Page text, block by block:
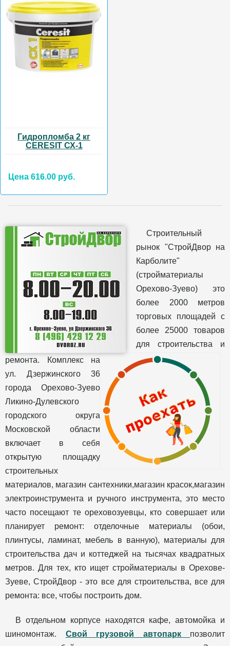
Гидропломба 2 кг
CERESIT СХ-1
Цена 616.00 руб.
Строительный
рынок "СтройДвор на
Карболите"
(стройматериалы
Орехово-Зуево) это
более 2000 метров
торговых площадей с
более 25000 товаров
для строительства и
ремонта. Комплекс на
ул. Дзержинского 36
города Орехово-Зуево
Ликино-Дулевского
городского округа
Московской области
включает в себя
открытую площадку
строительных
материалов, магазин сантехники,магазин красок,магазин
электроинструмента и ручного инструмента, это место
часто посещают те ореховозуевцы, кто совершает или
планирует ремонт: отделочные материалы (обои,
плинтусы, ламинат, мебель в ванную), материалы для
строительства дач и коттеджей на тысячах квадратных
метров. Для тех, кто ищет стройматериалы в Орехове-
Зуеве, СтройДвор - это все для строительства, все для
ремонта: все, чтобы построить дом.
В отдельном корпусе находятся кафе, автомойка и
шиномонтаж. Свой грузовой автопарк позволит